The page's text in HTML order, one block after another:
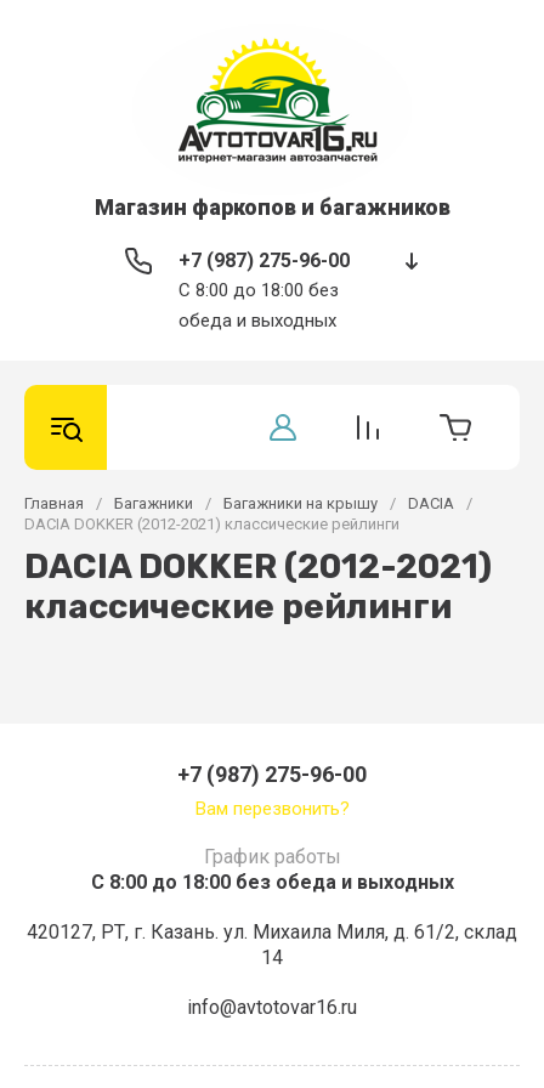
Магазин фаркопов и багажников
+7 (987) 275-96-00
С 8:00 до 18:00 без
обеда и выходных
Главная / Багажники / Багажники на крышу / DACIA
/
DACIA DOKKER (2012-2021) классические рейлинги
DACIA DOKKER (2012-2021)
классические рейлинги
+7 (987) 275-96-00
Вам перезвонить?
График работы
С 8:00 до 18:00 без обеда и выходных
420127, РТ, г. Казань. ул. Михаила Миля, д. 61/2, склад
14
info@avtotovar16.ru